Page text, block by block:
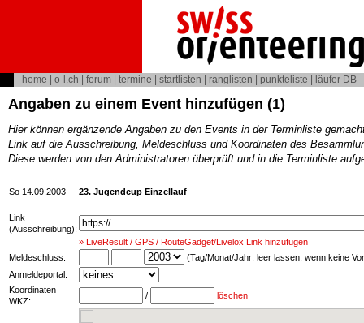
home o-l.ch forum termine startlisten ranglisten punkteliste läufer DB
Angaben zu einem Event hinzufügen (1)
Hier können ergänzende Angaben zu den Events in der Terminliste
Link auf die Ausschreibung, Meldeschluss und Koordinaten des
Diese werden von den Administratoren überprüft und in die Terminliste
So 14.09.2003 23. Jugendcup Einzellauf
Link
(Ausschreibung):
» LiveResult / GPS / RouteGadget/Livelox Link hinzufügen
Meldeschluss:
(Tag/Monat/Jahr; leer lassen, wenn keine
Anmeldeportal:
Koordinaten
WKZ:
/ löschen